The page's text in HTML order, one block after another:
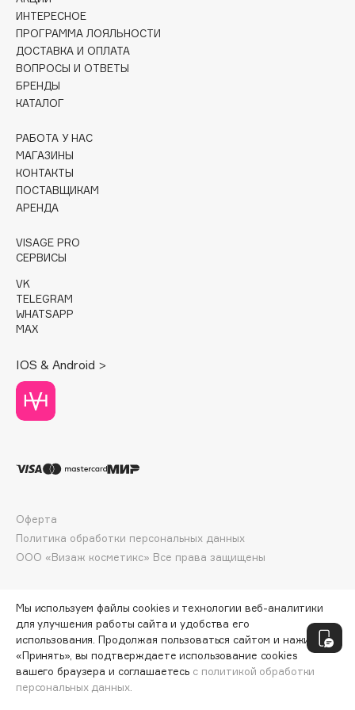
Collagenina
Consly
Corimo
CosRX
Cunzite
Curaprox
d'Alba
DARLING*
Darphin
Deonica
Dessange
Dior
Dolomit
DP Daily Perfection
Dr. Vranjes Firenze
Dr.Althea
Dr.Jart+
DSD de Luxe
Dyson
ДОБАВИТЬ В КОРЗИНУ
ИНТЕРЕСНОЕ
ПРОГРАММА ЛОЯЛЬНОСТИ
ДОСТАВКА И ОПЛАТА
ВОПРОСЫ И ОТВЕТЫ
БРЕНДЫ
КАТАЛОГ
РАБОТА У НАС
МАГАЗИНЫ
КОНТАКТЫ
ПОСТАВЩИКАМ
АРЕНДА
VISAGE PRO
СЕРВИСЫ
VK
TELEGRAM
WHATSAPP
MAX
IOS & Android >
ООО «Визаж косметикс» Все права защищены
Оферта
Политика обработки персональных данных
Мы используем файлы cookies и технологии веб-аналитики
для улучшения работы сайта и удобства его
использования. Продолжая пользоваться сайтом и нажимая
«Принять», вы подтверждаете использование cookies
вашего браузера и соглашаетесь с политикой обработки
персональных данных.